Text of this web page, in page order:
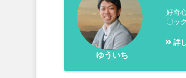
ゆういち
好奇
〇ッ
詳